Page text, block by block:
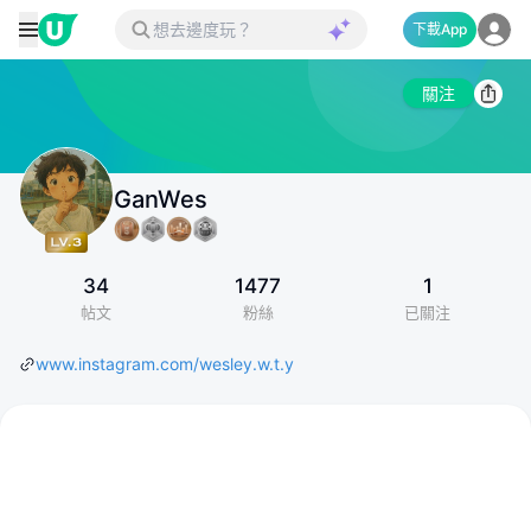
下載App
關注
GanWes
34
帖文
1477
粉絲
1
已關注
www.instagram.com/wesley.w.t.y